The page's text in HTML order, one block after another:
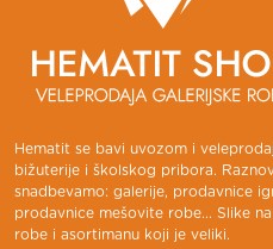
Hematit se bavi uvozom i
bižuterije i školskog pribora.
snadbevamo: galerije, prodavnice
prodavnice mešovite robe... Slike
robe i asortimanu koji je veliki.